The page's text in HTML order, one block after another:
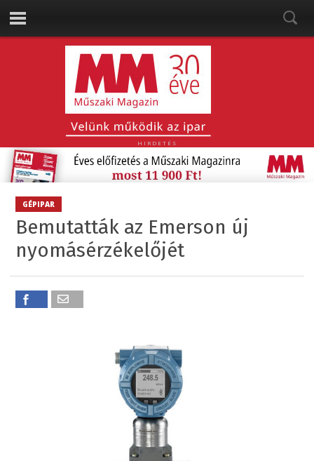
HIRDETÉS
GÉPIPAR
Bemutatták az Emerson új
nyomásérzékelőjét